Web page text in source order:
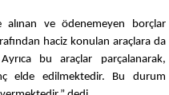
ve ödenemeyen borçlar
haciz konulan araçlara da
bu araçlar parçalanarak,
elde edilmektedir. Bu durum